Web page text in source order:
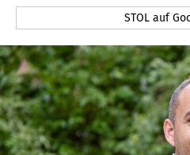
STOL auf